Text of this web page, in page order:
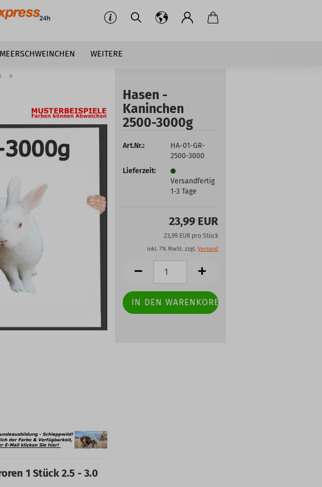
MEERSCHWEINCHEN WEITERE
»
Hasen -
Kaninchen
2500-3000g
Art.Nr.:
HA-01-GR-
2500-3000
Lieferzeit:
Versandfertig
1-3 Tage
23,99 EUR
23,99 EUR pro Stück
inkl. 7% MwSt. zzgl. Versand
1 Stück 2.5 - 3.0